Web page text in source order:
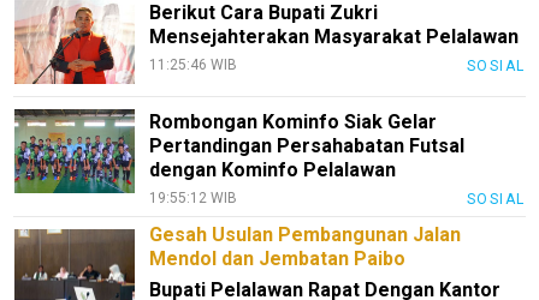
Berikut Cara Bupati Zukri
Mensejahterakan Masyarakat Pelalawan
11:25:46 WIB SOSIAL
Rombongan Kominfo Siak Gelar
Pertandingan Persahabatan Futsal
dengan Kominfo Pelalawan
19:55:12 WIB SOSIAL
Gesah Usulan Pembangunan Jalan
Mendol dan Jembatan Paibo
Bupati Pelalawan Rapat Dengan Kantor